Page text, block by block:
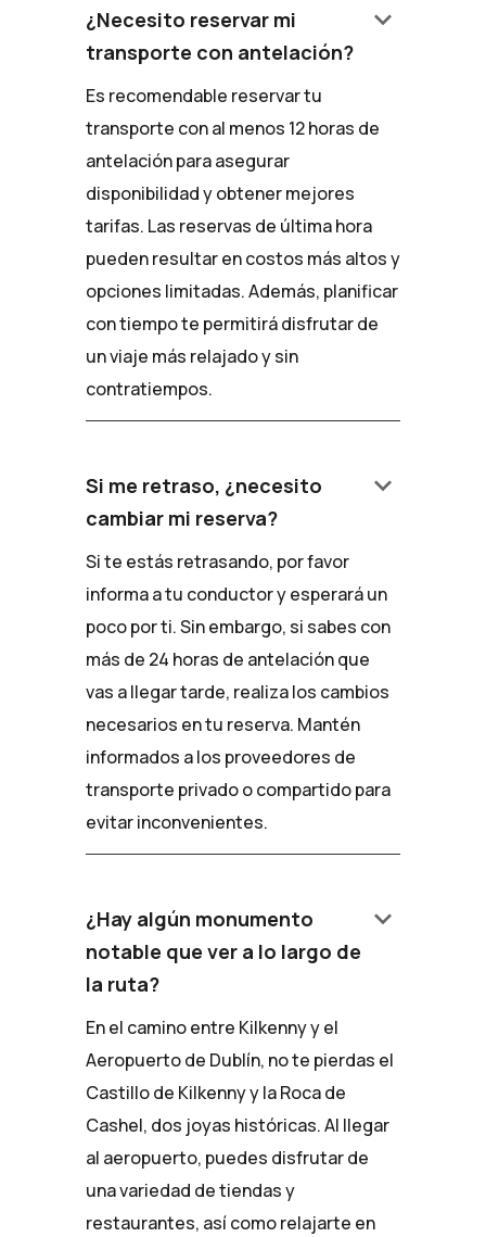
¿Necesito reservar mi
transporte con antelación?
keyboard_arrow_down
Es recomendable reservar tu
transporte con al menos 12 horas de
antelación para asegurar
disponibilidad y obtener mejores
tarifas. Las reservas de última hora
pueden resultar en costos más altos y
opciones limitadas. Además, planificar
con tiempo te permitirá disfrutar de
un viaje más relajado y sin
contratiempos.
Si me retraso, ¿necesito
cambiar mi reserva?
keyboard_arrow_down
Si te estás retrasando, por favor
informa a tu conductor y esperará un
poco por ti. Sin embargo, si sabes con
más de 24 horas de antelación que
vas a llegar tarde, realiza los cambios
necesarios en tu reserva. Mantén
informados a los proveedores de
transporte privado o compartido para
evitar inconvenientes.
¿Hay algún monumento
notable que ver a lo largo de
la ruta?
keyboard_arrow_down
En el camino entre Kilkenny y el
Aeropuerto de Dublín, no te pierdas el
Castillo de Kilkenny y la Roca de
Cashel, dos joyas históricas. Al llegar
al aeropuerto, puedes disfrutar de
una variedad de tiendas y
restaurantes, así como relajarte en